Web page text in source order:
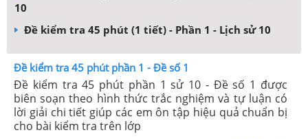
10
Đề kiểm tra 45 phút (1 tiết) - Phần 1 - Lịch sử 10
Đề kiểm tra 45 phút phần 1 - Đề số 1
Đề kiểm tra 45 phút phần 1 sử 10 - Đề số 1 được
biên soạn theo hình thức trắc nghiệm và tự luận có
lời giải chi tiết giúp các em ôn tập hiệu quả chuẩn bị
cho bài kiểm tra trên lớp